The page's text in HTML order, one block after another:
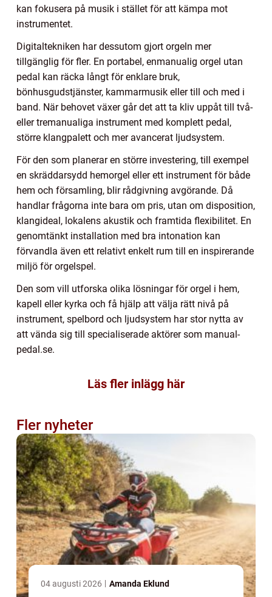
kan fokusera på musik i stället för att kämpa mot
instrumentet.
Digitaltekniken har dessutom gjort orgeln mer
tillgänglig för fler. En portabel, enmanualig orgel utan
pedal kan räcka långt för enklare bruk,
bönhusgudstjänster, kammarmusik eller till och med i
band. När behovet växer går det att ta kliv uppåt till två-
eller tremanualiga instrument med komplett pedal,
större klangpalett och mer avancerat ljudsystem.
För den som planerar en större investering, till exempel
en skräddarsydd hemorgel eller ett instrument för både
hem och församling, blir rådgivning avgörande. Då
handlar frågorna inte bara om pris, utan om disposition,
klangideal, lokalens akustik och framtida flexibilitet. En
genomtänkt installation med bra intonation kan
förvandla även ett relativt enkelt rum till en inspirerande
miljö för orgelspel.
Den som vill utforska olika lösningar för orgel i hem,
kapell eller kyrka och få hjälp att välja rätt nivå på
instrument, spelbord och ljudsystem har stor nytta av
att vända sig till specialiserade aktörer som manual-
pedal.se.
Läs fler inlägg här
Fler nyheter
04 augusti 2026 Amanda Eklund